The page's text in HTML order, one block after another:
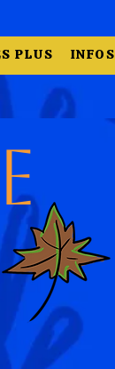
PLUS INFOS